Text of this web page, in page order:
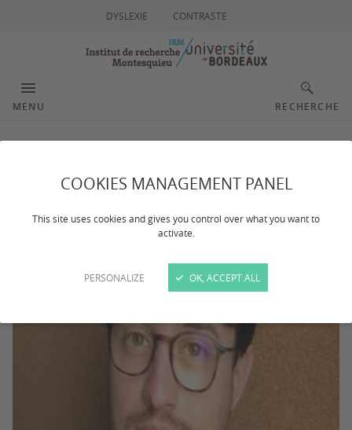
COOKIES MANAGEMENT PANEL
This site uses cookies and gives you control over what you want to
activate.
PERSONALIZE OK, ACCEPT ALL
DYSLEXIE CONTRASTE
MENU RECHERCHE
RILIEVO Léo